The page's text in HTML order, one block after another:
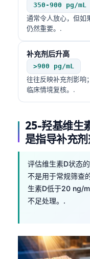
350-900 pg/mL
通常令人放心，但如
仍然重要。.
补充剂后升高
>900 pg/mL
往往反映补充剂影响
临床情境复核。.
25-羟基维生
是指导补充
评估维生素D状态
不是用于常规筛查
生素D低于20 ng/
不足处理。.